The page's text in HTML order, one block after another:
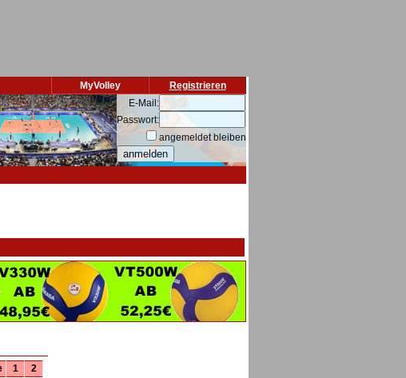
Registrieren
MyVolley
E-Mail:
Passwort:
angemeldet bleiben
1
2